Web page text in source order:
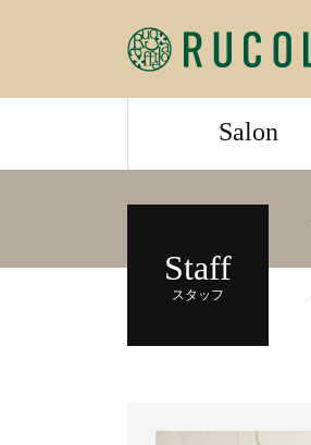
Salon
Staff
スタッフ